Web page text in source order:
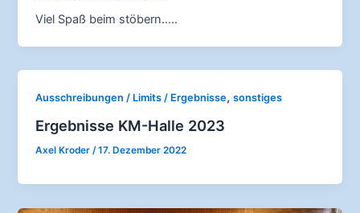
Viel Spaß beim stöbern…..
Ausschreibungen / Limits / Ergebnisse,sonstiges
Ergebnisse KM-Halle 2023
Axel Kroder /17. Dezember 2022